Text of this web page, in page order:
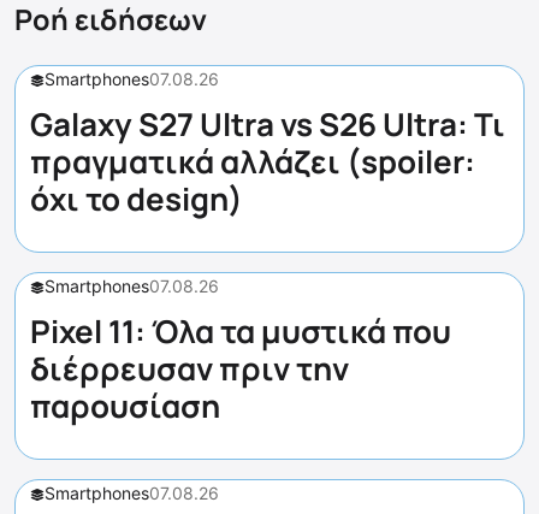
Ροή ειδήσεων
Smartphones07.08.26
Galaxy S27 Ultra vs S26 Ultra: Τι
πραγματικά αλλάζει (spoiler:
όχι το design)
Smartphones07.08.26
Pixel 11: Όλα τα μυστικά που
διέρρευσαν πριν την
παρουσίαση
Smartphones07.08.26